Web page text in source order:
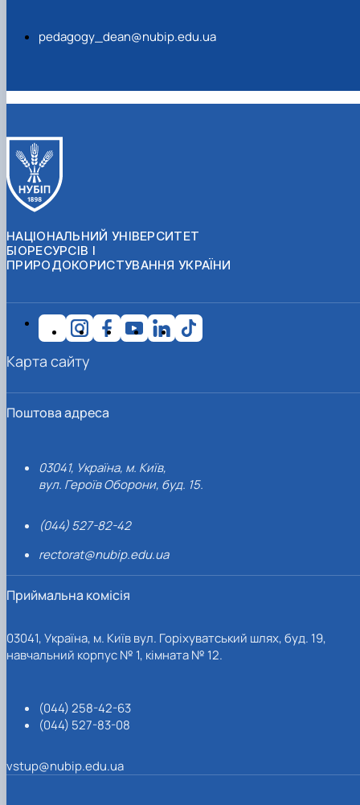
pedagogy_dean@nubip.edu.ua
НАЦІОНАЛЬНИЙ УНІВЕРСИТЕТ
БІОРЕСУРСІВ І
ПРИРОДОКОРИСТУВАННЯ УКРАЇНИ
Поштова адреса
03041, Україна, м. Київ,
вул. Героїв Оборони, буд. 15.
(044) 527-82-42
rectorat@nubip.edu.ua
Приймальна комісія
03041, Україна, м. Київ вул. Горіхуватський шлях, буд. 19,
навчальний корпус № 1, кімната № 12.
(044) 258-42-63
(044) 527-83-08
vstup@nubip.edu.ua
Карта сайту